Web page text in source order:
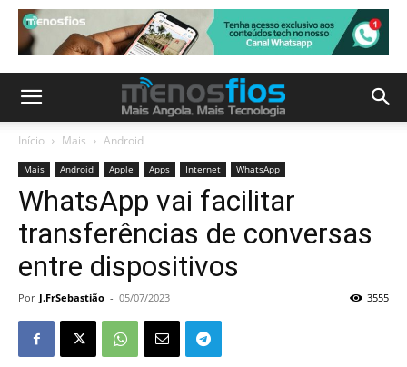
Início Mais Android
Mais Android Apple Apps Internet WhatsApp
WhatsApp vai facilitar
transferências de conversas
entre dispositivos
Por J.FrSebastião - 05/07/2023 3555